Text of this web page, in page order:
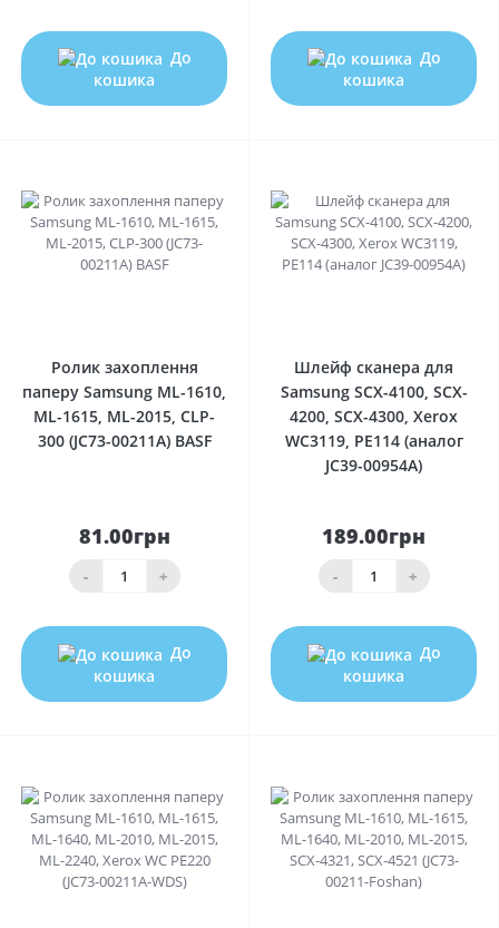
До
кошика
До
кошика
Ролик захоплення
паперу Samsung ML-1610,
ML-1615, ML-2015, CLP-
300 (JC73-00211A) BASF
81.00грн
- +
До
кошика
Шлейф сканера для
Samsung SCX-4100, SCX-
4200, SCX-4300, Xerox
WC3119, РE114 (аналог
JC39-00954A)
189.00грн
- +
До
кошика